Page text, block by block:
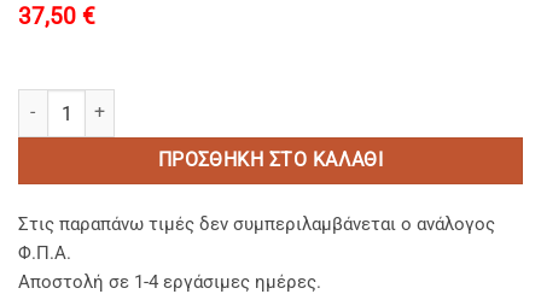
37,50 €
SHOES POLISH classic white-Σφουγγαρακι Περιποιησης
ΠΡΟΣΘΉΚΗ ΣΤΟ ΚΑΛΆΘΙ
Στις παραπάνω τιμές δεν συμπεριλαμβάνεται ο ανάλογος
Φ.Π.Α.
Αποστολή σε 1-4 εργάσιμες ημέρες.